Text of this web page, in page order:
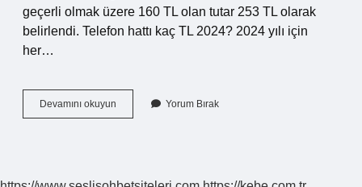
geçerli olmak üzere 160 TL olan tutar 253 TL olarak
belirlendi. Telefon hattı kaç TL 2024? 2024 yılı için
her…
Devamını okuyun
Faturası
Yorum Bırak